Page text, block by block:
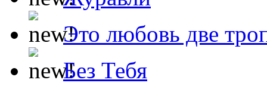
Это любовь две
Без Тебя